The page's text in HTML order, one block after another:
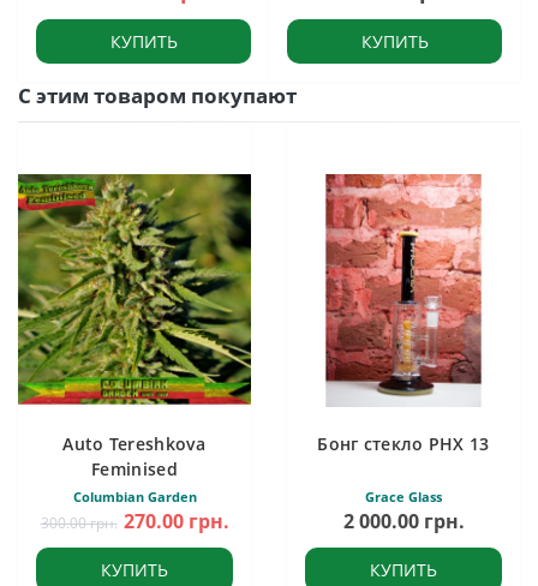
КУПИТЬ КУПИТЬ
С этим товаром покупают
Auto Tereshkova
Feminised
Columbian Garden
300.00 грн. 270.00 грн.
КУПИТЬ
Бонг стекло PHX 13
Grace Glass
2 000.00 грн.
КУПИТЬ